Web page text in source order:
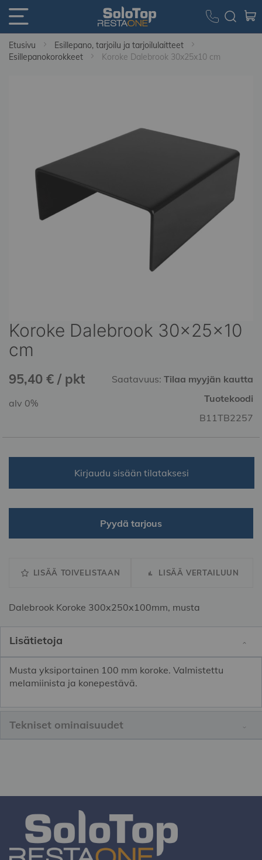
Etusivu
Esillepano, tarjoilu ja tarjoilulaitteet
Esillepanokorokkeet
Koroke Dalebrook 30x25x10 cm
Koroke Dalebrook 30x25x10
cm
95,40 € / pkt Saatavuus: Tilaa myyjän kautta
Tuotekoodi
B11TB2257
alv 0%
Kirjaudu sisään tilataksesi
Pyydä tarjous
LISÄÄ TOIVELISTAAN LISÄÄ VERTAILUUN
Dalebrook Koroke 300x250x100mm, musta
gallery
Skip
to
the
of
images
Lisätietoja
Musta yksiportainen 100 mm koroke. Valmistettu
melamiinista ja konepestävä.
Tekniset ominaisuudet